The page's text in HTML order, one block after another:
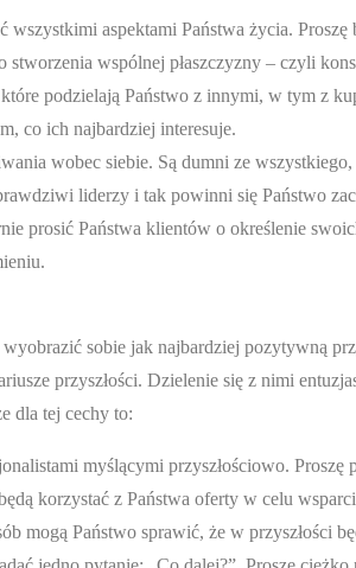
aspektami Państwa życia.
wspólnej płaszczyzny – czyli
podzielają Państwo z innymi, w tym z
co ich najbardziej interesuje.
wobec siebie. Są dumni ze
liderzy i tak powinni się Państwo
prosić Państwa klientów o określenie
sobie jak najbardziej pozytywną
przyszłości. Dzielenie się z nimi
dla tej cechy to:
myślącymi przyszłościowo. Proszę
korzystać z Państwa oferty w celu
mogą Państwo sprawić, że w przyszłości